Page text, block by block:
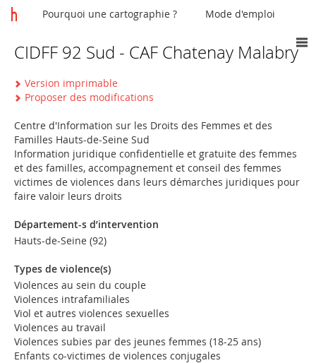
Vous
êtes
ici
CIDFF 92 Sud - CAF Chatenay Malabry
Version imprimable
Proposer des modifications
Centre d'Information sur les Droits des Femmes et des
Familles Hauts-de-Seine Sud
Information juridique confidentielle et gratuite des femmes
et des familles, accompagnement et conseil des femmes
victimes de violences dans leurs démarches juridiques pour
faire valoir leurs droits
Département-s d’intervention
Hauts-de-Seine (92)
Types de violence(s)
Violences au sein du couple
Violences intrafamiliales
Viol et autres violences sexuelles
Violences au travail
Violences subies par des jeunes femmes (18-25 ans)
Enfants co-victimes de violences conjugales
Pourquoi une cartographie ? Mode d'emploi